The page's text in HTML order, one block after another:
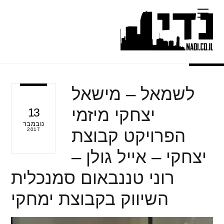
content
Menu
13
נובמבר
2017
לשמאל – מישאל
יצחקי מיזמי
הפרויקט קבוצת
יצחקי – אייל גולן –
רוני טננבאום סמנכלית
השיווק בקבוצת ימחקי